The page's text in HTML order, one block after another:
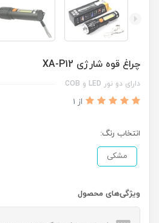
چراغ قوه شارژی XA-P12
دارای دو نور LED و COB
از 1
انتخاب رنگ:
مشکی
ویژگی‌های محصول